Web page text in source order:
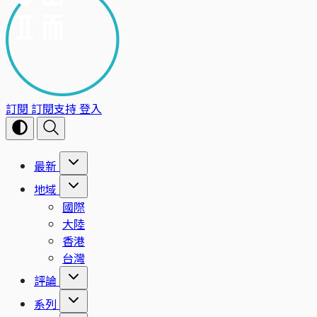
訂閱 訂閱支持登入
最新
地域
國際
大陸
香港
台灣
評論
系列